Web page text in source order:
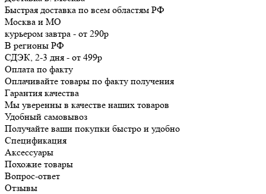
Быстрая доставка по всем областям РФ
Москва и МО
курьером завтра - от 290р
В регионы РФ
СДЭК, 2-3 дня - от 499р
Оплата по факту
Оплачивайте товары по факту получения
Гарантия качества
Мы уверенны в качестве наших товаров
Удобный самовывоз
Получайте ваши покупки быстро и удобно
Спецификация
Аксессуары
Похожие товары
Вопрос-ответ
Отзывы